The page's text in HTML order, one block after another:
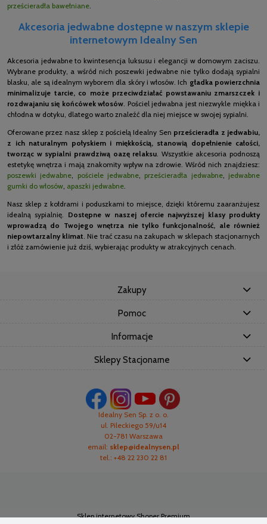
prześcieradła bawełniane
Akcesoria jedwabne dostępne w naszym sklepie
internetowym Idealny Sen
Akcesoria jedwabne to kwintesencja luksusu i elegancji w domowym zaciszu.
Wybrane produkty, a wśród nich poszewki jedwabne nie tylko dodają sypialni
blasku, ale są idealnym wyborem dla skóry i włosów. Ich gładka powierzchnia
minimalizuje tarcie, co może przeciwdziałać powstawaniu zmarszczek i
rozdwajaniu się końcówek włosów . Pościel jedwabna jest niezwykle miękka i
chłodna w dotyku, dlatego warto znaleźć dla niej miejsce w swojej sypialni.
Oferowane przez nasz sklep z pościelą Idealny Sen prześcieradła z jedwabiu,
z ich naturalnym połyskiem i miękkością, stanowią dopełnienie całości,
tworząc w sypialni prawdziwą oazę relaksu . Wszystkie akcesoria podnoszą
estetykę wnętrza i mają znakomity wpływ na zdrowie. Wśród nich znajdziesz:
poszewki jedwabne
pościele jedwabne prześcieradła jedwabne, jedwabne
gumki do włosów apaszki jedwabne
Nasz sklep z kołdrami i poduszkami to miejsce, dzięki któremu zaaranżujesz
idealną sypialnię. Dostępne w naszej ofercie najwyższej klasy produkty
wprowadzą do Twojego wnętrza nie tylko funkcjonalność, ale również
niepowtarzalny klimat . Nie trać czasu na zakupach w sklepach stacjonarnych
i złóż zamówienie już dziś, wybierając produkty w atrakcyjnych cenach.
Zakupy
Pomoc
Informacje
Sklepy Stacjonarne
Idealny Sen Sp. z o. o.
ul. Pileckiego 59/u14
02-781 Warszawa
email: sklep@idealnysen.pl
tel.: +48 22 230 22 81
Sklep internetowy Shoper Premium